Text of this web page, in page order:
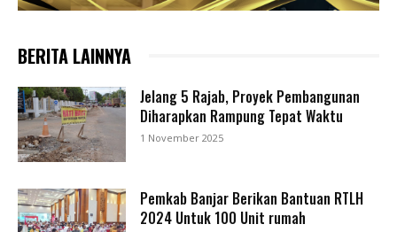
BERITA LAINNYA
Jelang 5 Rajab, Proyek Pembangunan
Diharapkan Rampung Tepat Waktu
1 November 2025
Pemkab Banjar Berikan Bantuan RTLH
2024 Untuk 100 Unit rumah